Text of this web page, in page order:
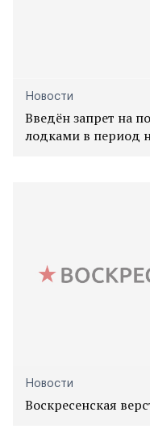
Новости
Введён запрет на
лодками в период
Новости
Воскресенская